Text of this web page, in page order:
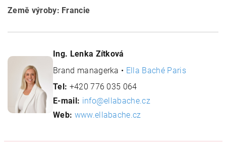
Země výroby: Francie
Ing. Lenka Zítková
Brand managerka • Ella Baché Paris
Tel: +420 776 035 064
E-mail: info@ellabache.cz
Web: www.ellabache.cz